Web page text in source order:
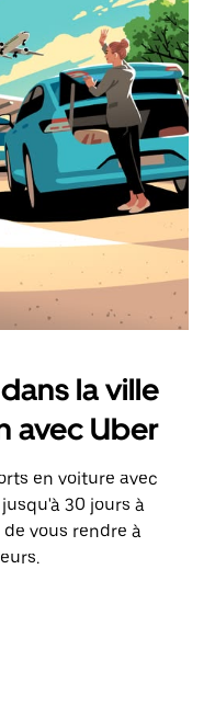
la ville
avec Uber
en voiture avec
30 jours à
vous rendre à